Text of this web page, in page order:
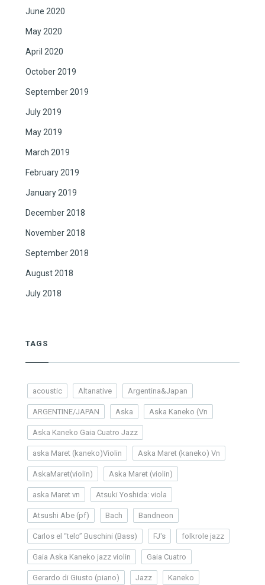
June 2020
May 2020
April 2020
October 2019
September 2019
July 2019
May 2019
March 2019
February 2019
January 2019
December 2018
November 2018
September 2018
August 2018
July 2018
TAGS
acoustic Altanative Argentina&Japan
ARGENTINE/JAPAN Aska Aska Kaneko (Vn
Aska Kaneko Gaia Cuatro Jazz
aska Maret (kaneko)Violin Aska Maret (kaneko) Vn
AskaMaret(violin) Aska Maret (violin)
aska Maret vn Atsuki Yoshida: viola
Atsushi Abe (pf) Bach Bandneon
Carlos el “telo” Buschini (Bass) FJ's folkrole jazz
Gaia Aska Kaneko jazz violin Gaia Cuatro
Gerardo di Giusto (piano) Jazz Kaneko